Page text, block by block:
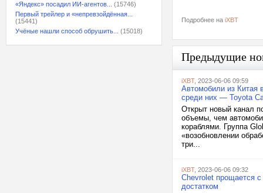
«Яндекс» посадил ИИ-агентов...
(15746)
Первый трейлер и «непревзойдённая...
(15441)
Учёные нашли способ обрушить...
(15018)
Подробнее на iXBT
Предыдущие
iXBT, 2023-06-06 09:59
Автомобили из Китая
среди них — Toyota
Открыт новый канал
объемы, чем
кораблями. Группа
«возобновлении
три...
iXBT, 2023-06-06 09:32
Chevrolet прощается
достатком